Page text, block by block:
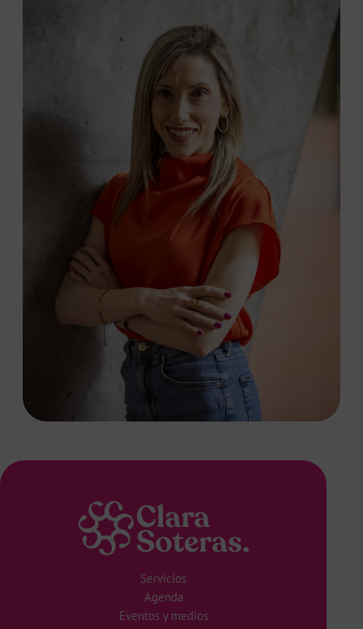
Servicios
Agenda
Eventos y medios